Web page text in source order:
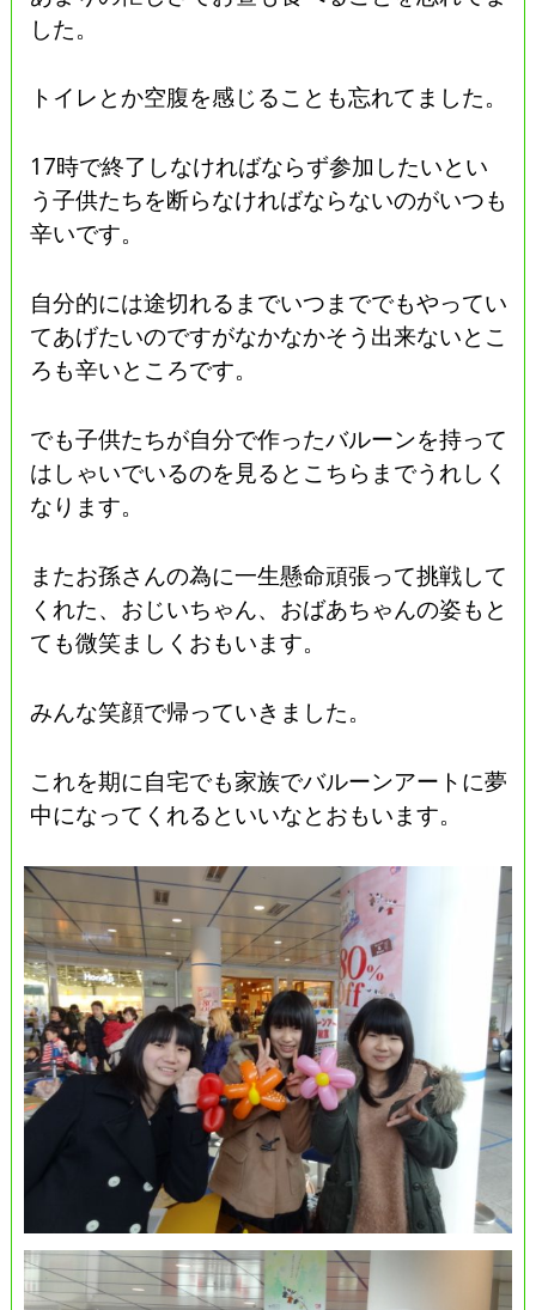
した。
トイレとか空腹を感じることも忘れてました。
17時で終了しなければならず参加したいとい
う子供たちを断らなければならないのがいつも
辛いです。
自分的には途切れるまでいつまででもやってい
てあげたいのですがなかなかそう出来ないとこ
ろも辛いところです。
でも子供たちが自分で作ったバルーンを持って
はしゃいでいるのを見るとこちらまでうれしく
なります。
またお孫さんの為に一生懸命頑張って挑戦して
くれた、おじいちゃん、おばあちゃんの姿もと
ても微笑ましくおもいます。
みんな笑顔で帰っていきました。
これを期に自宅でも家族でバルーンアートに夢
中になってくれるといいなとおもいます。